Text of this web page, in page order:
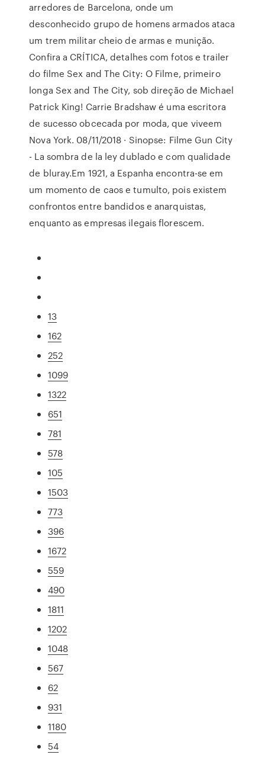
arredores de Barcelona, onde um
desconhecido grupo de homens armados ataca
um trem militar cheio de armas e munição.
Confira a CRÍTICA, detalhes com fotos e trailer
do filme Sex and The City: O Filme, primeiro
longa Sex and The City, sob direção de Michael
Patrick King! Carrie Bradshaw é uma escritora
de sucesso obcecada por moda, que viveem
Nova York. 08/11/2018 · Sinopse: Filme Gun City
- La sombra de la ley dublado e com qualidade
de bluray.Em 1921, a Espanha encontra-se em
um momento de caos e tumulto, pois existem
confrontos entre bandidos e anarquistas,
enquanto as empresas ilegais florescem.
13
162
252
1099
1322
651
781
578
105
1503
773
396
1672
559
490
1811
1202
1048
567
62
931
1180
54